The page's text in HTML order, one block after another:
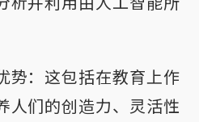
势：这包括在教育上作
人们的创造力、灵活性